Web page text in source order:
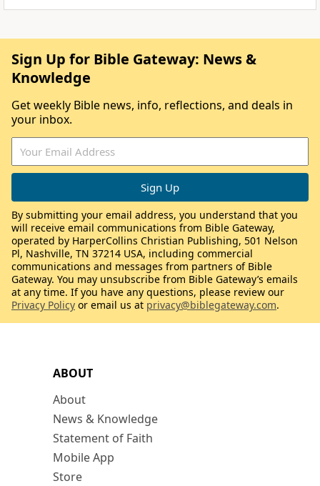
ABOUT
About
News & Knowledge
Statement of Faith
Mobile App
Store
Sign Up for Bible Gateway: News &
Knowledge
Get weekly Bible news, info, reflections, and deals in
your inbox.
By submitting your email address, you understand that you
will receive email communications from Bible Gateway,
operated by HarperCollins Christian Publishing, 501 Nelson
Pl, Nashville, TN 37214 USA, including commercial
communications and messages from partners of Bible
Gateway. You may unsubscribe from Bible Gateway’s emails
at any time. If you have any questions, please review our
Privacy Policy or email us at privacy@biblegateway.com.